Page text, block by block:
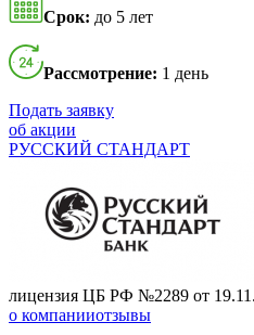
Срок: до 5 лет
Рассмотрение: 1 день
Подать заявку
об акции
РУССКИЙ СТАНДАРТ
лицензия ЦБ РФ №2289 от
о компанииотзывы